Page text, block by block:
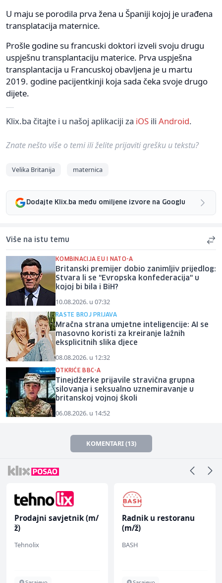
U maju se porodila prva žena u Španiji kojoj je urađena
transplatacija maternice.
Prošle godine su francuski doktori izveli svoju drugu
uspješnu transplantaciju materice. Prva uspješna
transplantacija u Francuskoj obavljena je u martu
2019. godine pacijentkinji koja sada čeka svoje drugo
dijete.
Klix.ba čitajte i u našoj aplikaciji za iOS ili Android.
Znate nešto više o temi ili želite prijaviti grešku u tekstu?
Velika Britanija maternica
Dodajte Klix.ba među omiljene izvore na Googlu
Više na istu temu
KOMBINACIJA EU I NATO-A
Britanski premijer dobio zanimljiv prijedlog:
Stvara li se "Evropska konfederacija" u
kojoj bi bila i BiH?
10.08.2026. u 07:32
RASTE BROJ PRIJAVA
Mračna strana umjetne inteligencije: AI se
masovno koristi za kreiranje lažnih
eksplicitnih slika djece
08.08.2026. u 12:32
OTKRIĆE BBC-A
Tinejdžerke prijavile stravična grupna
silovanja i seksualno uznemiravanje u
britanskoj vojnoj školi
06.08.2026. u 14:52
KOMENTARI (13)
Prodajni savjetnik (m/
ž)
Tehnolix
Radnik u restoranu
(m/ž)
BASH